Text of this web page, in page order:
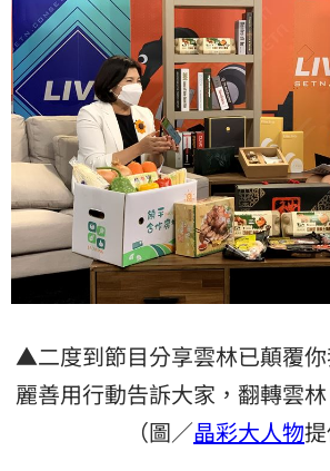
▲二度到節目分享雲林已顛覆
麗善用行動告訴大家，翻轉雲
（圖／晶彩大人物提